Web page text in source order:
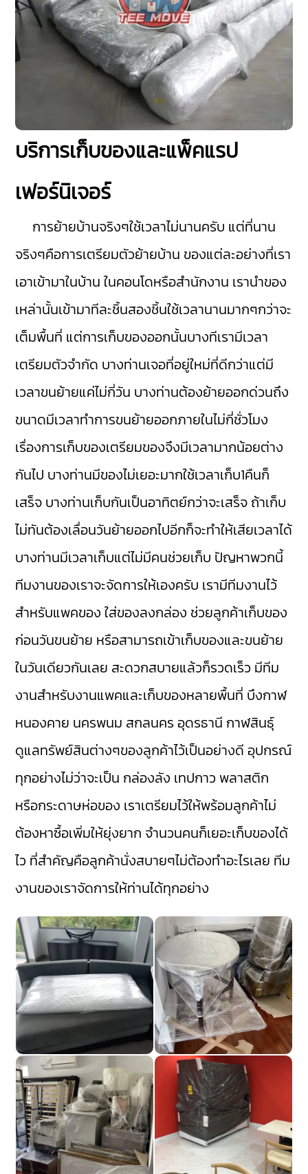
บริการเก็บของและแพ็คแรป
เฟอร์นิเจอร์
การย้ายบ้านจริงๆใช้เวลาไม่นานครับ แต่ที่นาน
จริงๆคือการเตรียมตัวย้ายบ้าน ของแต่ละอย่างที่เรา
เอาเข้ามาในบ้าน ในคอนโดหรือสำนักงาน เรานำของ
เหล่านั้นเข้ามาทีละชิ้นสองชิ้นใช้เวลานานมากๆกว่าจะ
เต็มพื้นที่ แต่การเก็บของออกนั้นบางทีเรามีเวลา
เตรียมตัวจำกัด บางท่านเจอที่อยู่ใหม่ที่ดีกว่าแต่มี
เวลาขนย้ายแค่ไม่กี่วัน บางท่านต้องย้ายออกด่วนถึง
ขนาดมีเวลาทำการขนย้ายออกภายในไม่กี่ชั่วโมง
เรื่องการเก็บของเตรียมของจึงมีเวลามากน้อยต่าง
กันไป บางท่านมีของไม่เยอะมากใช้เวลาเก็บ1คืนก็
เสร็จ บางท่านเก็บกันเป็นอาทิตย์กว่าจะเสร็จ ถ้าเก็บ
ไม่ทันต้องเลื่อนวันย้ายออกไปอีกก็จะทำให้เสียเวลาได้
บางท่านมีเวลาเก็บแต่ไม่มีคนช่วยเก็บ ปัญหาพวกนี้
ทีมงานของเราจะจัดการให้เองครับ เรามีทีมงานไว้
สำหรับแพคของ ใส่ของลงกล่อง ช่วยลูกค้าเก็บของ
ก่อนวันขนย้าย หรือสามารถเข้าเก็บของและขนย้าย
ในวันเดียวกันเลย สะดวกสบายแล้วก็รวดเร็ว มีทีม
งานสำหรับงานแพคและเก็บของหลายพื้นที่ บึงกาฬ
หนองคาย นครพนม สกลนคร อุดรธานี กาฬสินธุ์
ดูแลทรัพย์สินต่างๆของลูกค้าไว้เป็นอย่างดี อุปกรณ์
ทุกอย่างไม่ว่าจะเป็น กล่องลัง เทปกาว พลาสติก
หรือกระดาษห่อของ เราเตรียมไว้ให้พร้อมลูกค้าไม่
ต้องหาซื้อเพิ่มให้ยุ่งยาก จำนวนคนก็เยอะเก็บของได้
ไว ที่สำคัญคือลูกค้านั่งสบายๆไม่ต้องทำอะไรเลย ทีม
งานของเราจัดการให้ท่านได้ทุกอย่าง